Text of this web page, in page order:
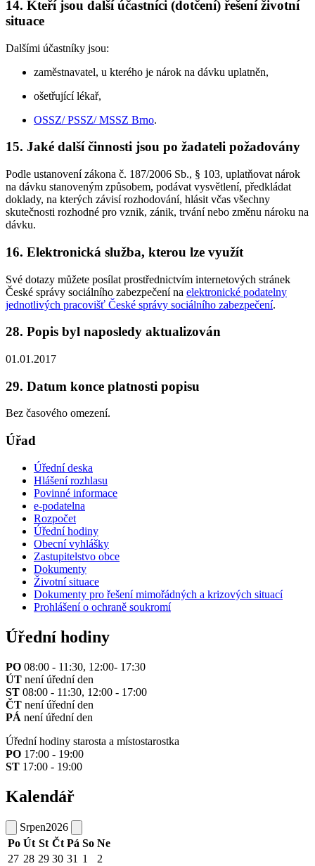
14. Kteří jsou další účastníci (dotčení) řešení životní
situace
Dalšími účastníky jsou:
zaměstnavatel, u kterého je nárok na dávku uplatněn,
ošetřující lékař,
OSSZ/ PSSZ/ MSSZ Brno.
15. Jaké další činnosti jsou po žadateli požadovány
Podle ustanovení zákona č. 187/2006 Sb., § 103, uplatňovat nárok
na dávku stanoveným způsobem, podávat vysvětlení, předkládat
doklady, na kterých závisí rozhodování, hlásit včas všechny
skutečnosti rozhodné pro vznik, zánik, trvání nebo změnu nároku na
dávku.
16. Elektronická služba, kterou lze využít
Své dotazy můžete posílat prostřednictvím internetových stránek
České správy sociálního zabezpečení na elektronické podatelny
jednotlivých pracovišť České správy sociálního zabezpečení.
28. Popis byl naposledy aktualizován
01.01.2017
29. Datum konce platnosti popisu
Bez časového omezení.
Úřad
Úřední deska
Hlášení rozhlasu
Povinné informace
e-podatelna
Rozpočet
Úřední hodiny
Obecní vyhlášky
Zastupitelstvo obce
Dokumenty
Životní situace
Dokumenty pro řešení mimořádných a krizových situací
Prohlášení o ochraně soukromí
Úřední hodiny
PO 08:00 - 11:30, 12:00- 17:30
ÚT není úřední den
ST 08:00 - 11:30, 12:00 - 17:00
ČT není úřední den
PÁ není úřední den
Úřední hodiny starosta a místostarostka
PO 17:00 - 19:00
ST 17:00 - 19:00
Kalendář
Srpen2026
Po Út St Čt Pá So Ne
27 28 29 30 31 1
2